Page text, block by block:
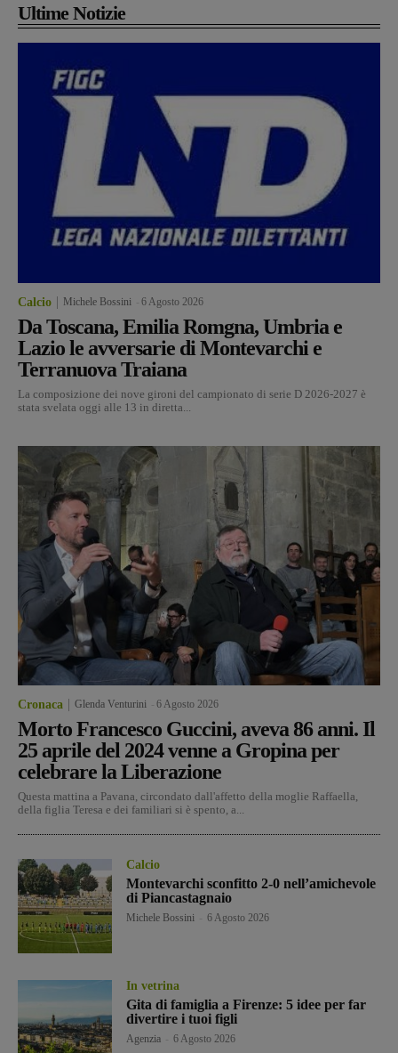
Ultime Notizie
Calcio Michele Bossini 6 Agosto 2026
Da Toscana, Emilia Romgna, Umbria e
Lazio le avversarie di Montevarchi e
Terranuova Traiana
La composizione dei nove gironi del campionato di serie D 2026-2027 è
stata svelata oggi alle 13 in diretta...
Cronaca Glenda Venturini 6 Agosto 2026
Morto Francesco Guccini, aveva 86 anni. Il
25 aprile del 2024 venne a Gropina per
celebrare la Liberazione
Questa mattina a Pavana, circondato dall'affetto della moglie Raffaella,
della figlia Teresa e dei familiari si è spento, a...
Calcio
Montevarchi sconfitto 2-0 nell’amichevole
di Piancastagnaio
Michele Bossini 6 Agosto 2026
In vetrina
Gita di famiglia a Firenze: 5 idee per far
divertire i tuoi figli
Agenzia 6 Agosto 2026